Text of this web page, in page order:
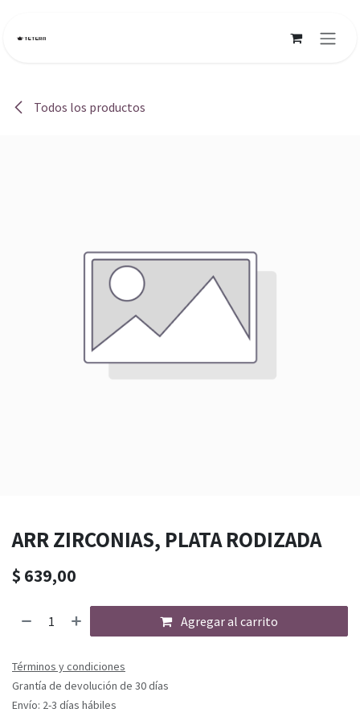
Todos los productos
ARR ZIRCONIAS, PLATA RODIZADA
$ 639,00
Agregar al carrito
Términos y condiciones
Grantía de devolución de 30 días
Envío: 2-3 días hábiles